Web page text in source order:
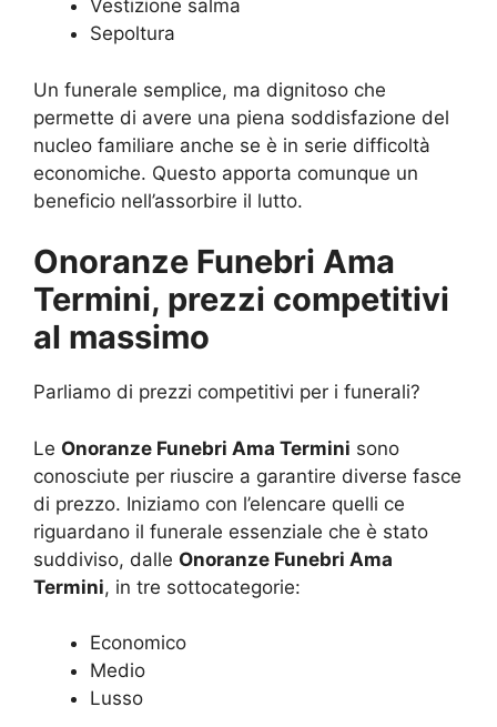
Vestizione salma
Sepoltura
Un funerale semplice, ma dignitoso che
permette di avere una piena soddisfazione del
nucleo familiare anche se è in serie difficoltà
economiche. Questo apporta comunque un
beneficio nell’assorbire il lutto.
Onoranze Funebri Ama
Termini, prezzi competitivi
al massimo
Parliamo di prezzi competitivi per i funerali?
Le Onoranze Funebri Ama Termini sono
conosciute per riuscire a garantire diverse fasce
di prezzo. Iniziamo con l’elencare quelli ce
riguardano il funerale essenziale che è stato
suddiviso, dalle Onoranze Funebri Ama
Termini, in tre sottocategorie:
Economico
Medio
Lusso